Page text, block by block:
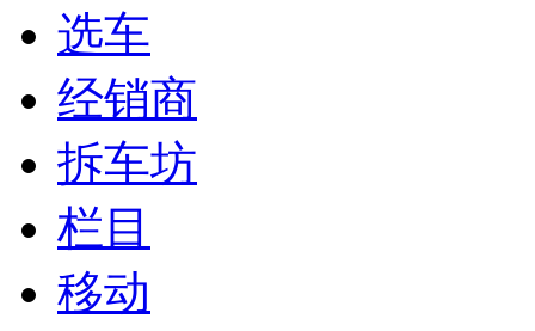
选车
经销商
拆车坊
栏目
移动